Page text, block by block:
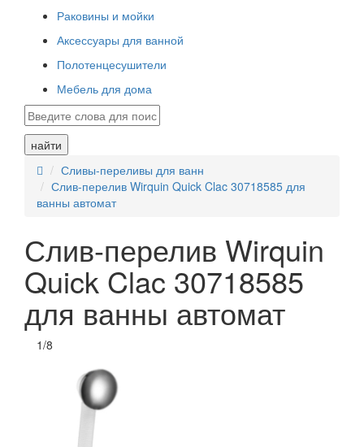
Раковины и мойки
Аксессуары для ванной
Полотенцесушители
Мебель для дома
найти
Сливы-переливы для ванн
Слив-перелив Wirquin Quick Clac 30718585 для
ванны автомат
Слив-перелив Wirquin
Quick Clac 30718585
для ванны автомат
1/8